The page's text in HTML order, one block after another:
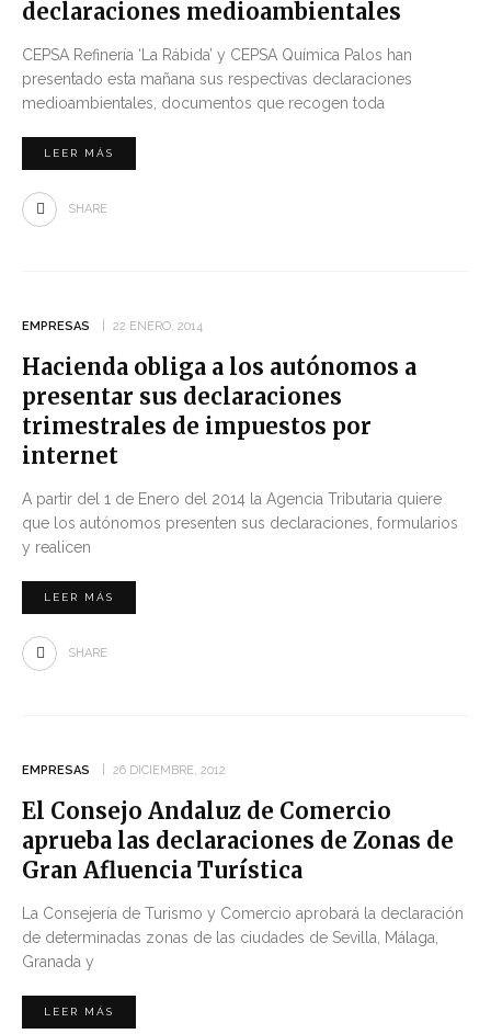
declaraciones medioambientales
CEPSA Refinería ‘La Rábida’ y CEPSA Química Palos han
presentado esta mañana sus respectivas declaraciones
medioambientales, documentos que recogen toda
LEER MÁS
SHARE
EMPRESAS 22 ENERO, 2014
Hacienda obliga a los autónomos a
presentar sus declaraciones
trimestrales de impuestos por
internet
A partir del 1 de Enero del 2014 la Agencia Tributaria quiere
que los autónomos presenten sus declaraciones, formularios
y realicen
LEER MÁS
SHARE
EMPRESAS 26 DICIEMBRE, 2012
El Consejo Andaluz de Comercio
aprueba las declaraciones de Zonas de
Gran Afluencia Turística
La Consejería de Turismo y Comercio aprobará la declaración
de determinadas zonas de las ciudades de Sevilla, Málaga,
Granada y
LEER MÁS